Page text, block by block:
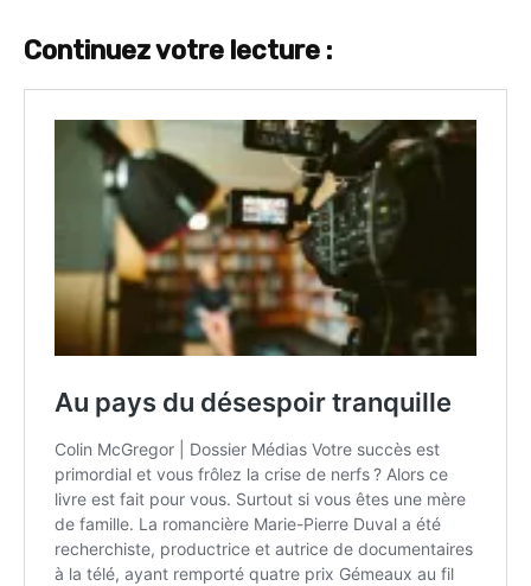
Continuez votre lecture :